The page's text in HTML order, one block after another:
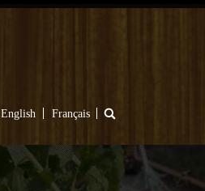
English Français